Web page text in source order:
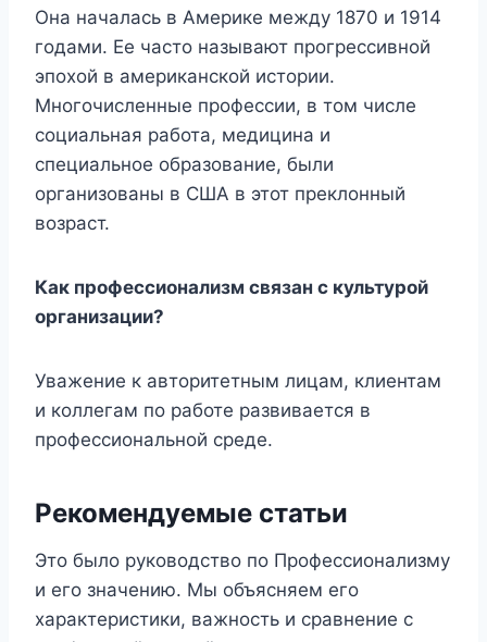
Она началась в Америке между 1870 и 1914
годами. Ее часто называют прогрессивной
эпохой в американской истории.
Многочисленные профессии, в том числе
социальная работа, медицина и
специальное образование, были
организованы в США в этот преклонный
возраст.
Как профессионализм связан с культурой
организации?
Уважение к авторитетным лицам, клиентам
и коллегам по работе развивается в
профессиональной среде.
Рекомендуемые статьи
Это было руководство по Профессионализму
и его значению. Мы объясняем его
характеристики, важность и сравнение с